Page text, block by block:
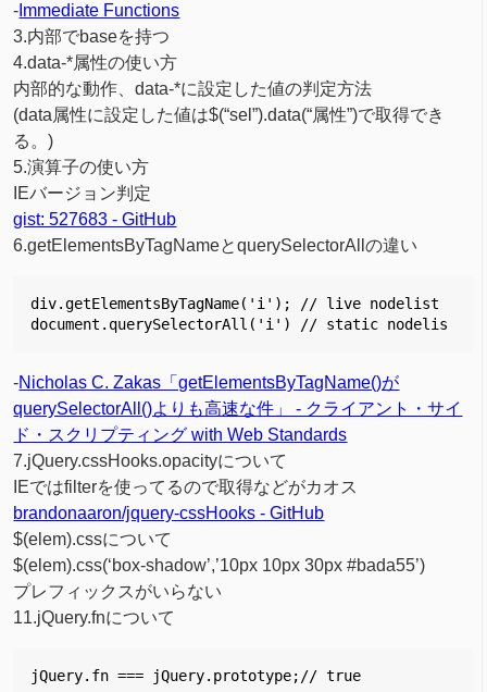
- Immediate Functions
3.内部でbaseを持つ
4.data-*属性の使い方
内部的な動作、data-*に設定した値の判定方法
(data属性に設定した値は$(“sel”).data(“属性”)で取得でき
る。)
5.演算子の使い方
IEバージョン判定
gist: 527683 - GitHub
6.getElementsByTagNameとquerySelectorAllの違い
div.getElementsByTagName('i'); // live nodelist
document.querySelectorAll('i') // static nodelis
-Nicholas C. Zakas「getElementsByTagName()が
querySelectorAll()よりも高速な件」 - クライアント・サイ
ド・スクリプティング with Web Standards
7.jQuery.cssHooks.opacityについて
IEではfilterを使ってるので取得などがカオス
brandonaaron/jquery-cssHooks - GitHub
$(elem).cssについて
$(elem).css(‘box-shadow’,’10px 10px 30px #bada55’)
プレフィックスがいらない
11.jQuery.fnについて
jQuery.fn === jQuery.prototype;// true